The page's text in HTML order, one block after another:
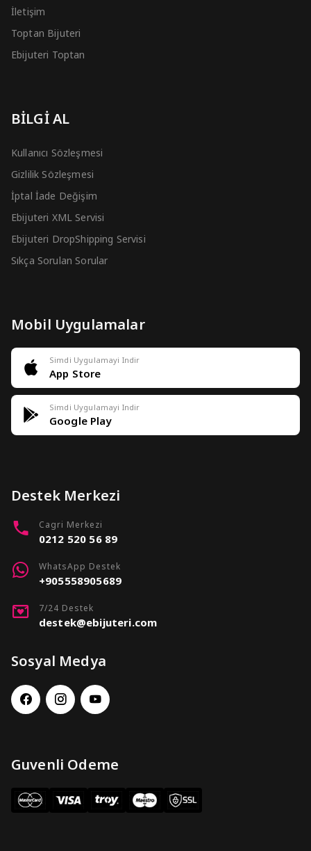
İletişim
Toptan Bijuteri
Ebijuteri Toptan
BİLGİ AL
Kullanıcı Sözleşmesi
Gizlilik Sözleşmesi
İptal İade Değişim
Ebijuteri XML Servisi
Ebijuteri DropShipping Servisi
Sıkça Sorulan Sorular
Mobil Uygulamalar
Simdi Uygulamayi Indir
App Store
Simdi Uygulamayi Indir
Google Play
Destek Merkezi
Cagri Merkezi
0212 520 56 89
WhatsApp Destek
+905558905689
7/24 Destek
destek@ebijuteri.com
Sosyal Medya
Guvenli Odeme